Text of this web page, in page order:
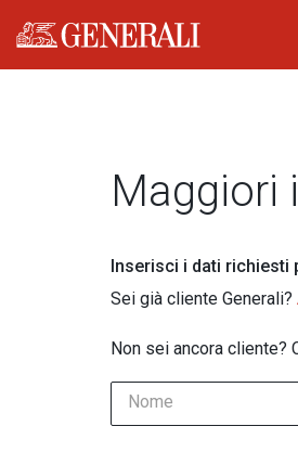
Generali logo
Maggiori
Inserisci i dati richiesti
Sei già cliente Generali?
Non sei ancora cliente?
Nome